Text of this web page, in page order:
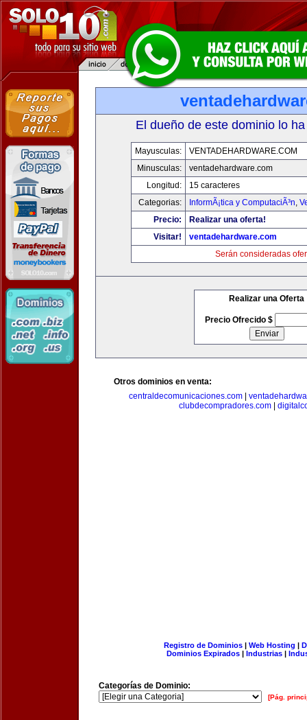
El dueño de este dominio lo
Mayusculas:
VENTADEHARDWARE.COM
Minusculas:
ventadehardware.com
Longitud:
15 caracteres
Categorias:
InformÃ¡tica y ComputaciÃ³n,
Precio:
Realizar una oferta!
Visitar!
ventadehardware.com
Serán consideradas
Realizar una Oferta
Precio Ofrecido $
Otros dominios en venta:
centraldecomunicaciones.com
clubdecompradores.com
Registro de Dominios| Web Hosting |
Dominios Expirados | Industrias |
Categorías de Dominio:
[Pág.